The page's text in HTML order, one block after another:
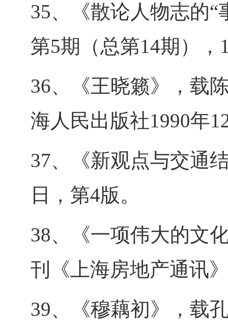
35、《散论人物志的“
第5期（总第14期），
36、《王晓籁》，载
海人民出版社1990年
37、《新观点与交通
日，第4版。
38、《一项伟大的文
刊《上海房地产通讯
39、《穆藕初》，载